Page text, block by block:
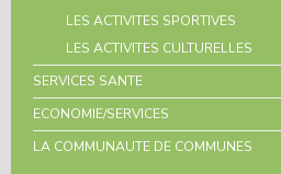
LES ACTIVITES SPORTIVES
LES ACTIVITES CULTURELLES
SERVICES SANTE
ECONOMIE/SERVICES
LA COMMUNAUTE DE COMMUNES